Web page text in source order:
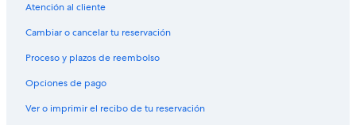
Atención al cliente
Cambiar o cancelar tu reservación
Proceso y plazos de reembolso
Opciones de pago
Ver o imprimir el recibo de tu reservación